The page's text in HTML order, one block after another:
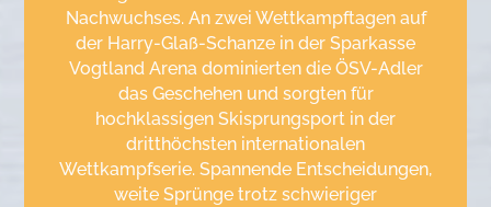
Nachwuchses. An zwei Wettkampftagen auf
der Harry-Glaß-Schanze in der Sparkasse
Vogtland Arena dominierten die ÖSV-Adler
das Geschehen und sorgten für
hochklassigen Skisprungsport in der
dritthöchsten internationalen
Wettkampfserie. Spannende Entscheidungen,
weite Sprünge trotz schwieriger